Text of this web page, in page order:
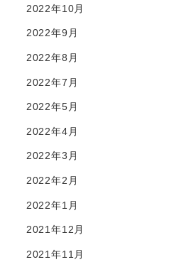
2022年10月
2022年9月
2022年8月
2022年7月
2022年5月
2022年4月
2022年3月
2022年2月
2022年1月
2021年12月
2021年11月